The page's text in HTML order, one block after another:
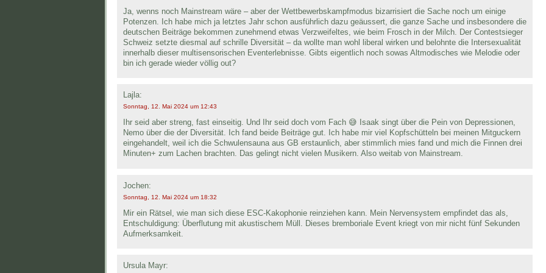
Ja, wenns noch Mainstream wäre – aber der Wettbewerbskampfmodus bizarrisiert die Sache noch um einige
Potenzen. Ich habe mich ja letztes Jahr schon ausführlich dazu geäussert, die ganze Sache und insbesondere die
deutschen Beiträge bekommen zunehmend etwas Verzweifeltes, wie beim Frosch in der Milch. Der Contestsieger
Schweiz setzte diesmal auf schrille Diversität – da wollte man wohl liberal wirken und belohnte die Intersexualität
innerhalb dieser multisensorischen Eventerlebnisse. Gibts eigentlich noch sowas Altmodisches wie Melodie oder
bin ich gerade wieder völlig out?
Lajla:
Sonntag, 12. Mai 2024 um 12:43
Ihr seid aber streng, fast einseitig. Und Ihr seid doch vom Fach 😅 Isaak singt über die Pein von Depressionen,
Nemo über die der Diversität. Ich fand beide Beiträge gut. Ich habe mir viel Kopfschütteln bei meinen Mitguckern
eingehandelt, weil ich die Schwulensauna aus GB erstaunlich, aber stimmlich mies fand und mich die Finnen drei
Minuten+ zum Lachen brachten. Das gelingt nicht vielen Musikern. Also weitab von Mainstream.
Jochen:
Sonntag, 12. Mai 2024 um 18:32
Mir ein Rätsel, wie man sich diese ESC-Kakophonie reinziehen kann. Mein Nervensystem empfindet das als,
Entschuldigung: Überflutung mit akustischem Müll. Dieses bremboriale Event kriegt von mir nicht fünf Sekunden
Aufmerksamkeit.
Ursula Mayr: